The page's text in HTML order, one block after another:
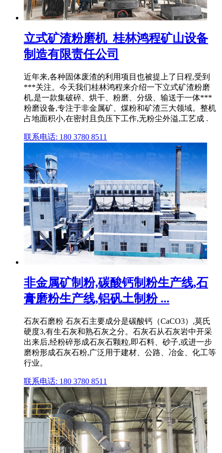
立式矿渣粉磨机_桂林鸿程矿山设备
制造有限责任公司
近年来,各种固体废渣的利用项目也被提上了日程,受到
***关注。今天我们桂林鸿程来介绍一下立式矿渣粉磨
机,是一款集破碎、烘干、粉磨、分级、输送于一体***
粉磨设备,专注于非金属矿、煤粉和矿渣三大领域。整机
占地面积小,在密封且负压下工作,无粉尘外溢,工艺成 .
联系电话: 180 3780 8511
非金属矿制粉,碳酸钙制粉生产线,石
膏磨粉生产线,铝矾土制粉 ...
石灰石磨粉 石灰石主要成分是碳酸钙（CaCO3）,莫氏
硬度3,有生石灰和熟石灰之分。石灰石从石灰岩中开采
出来后,经粉碎形成石灰石颗粒,即石料、砂子,或进一步
磨粉形成石灰石粉,广泛用于建材、公路、冶金、化工等
行业。
联系电话: 180 3780 8511